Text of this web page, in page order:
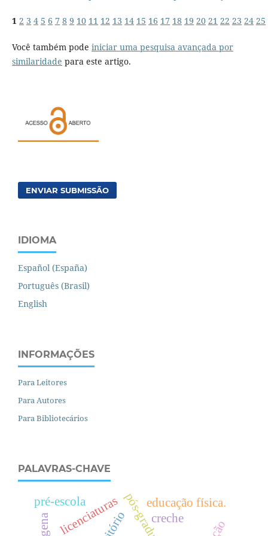
1 2 3 4 5 6 7 8 9 10 11 12 13 14 15 16 17 18 19 20 21 22 23 24 25
Você também pode iniciar uma pesquisa avançada por
similaridade para este artigo.
ENVIAR SUBMISSÃO
IDIOMA
Español (España)
Português (Brasil)
English
INFORMAÇÕES
Para Leitores
Para Autores
Para Bibliotecários
PALAVRAS-CHAVE
licenciaturas educação física.
pré-escola
creche